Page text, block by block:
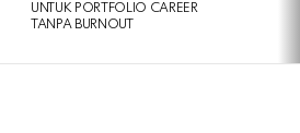
UNTUK PORTFOLIO CAREER
TANPA BURNOUT